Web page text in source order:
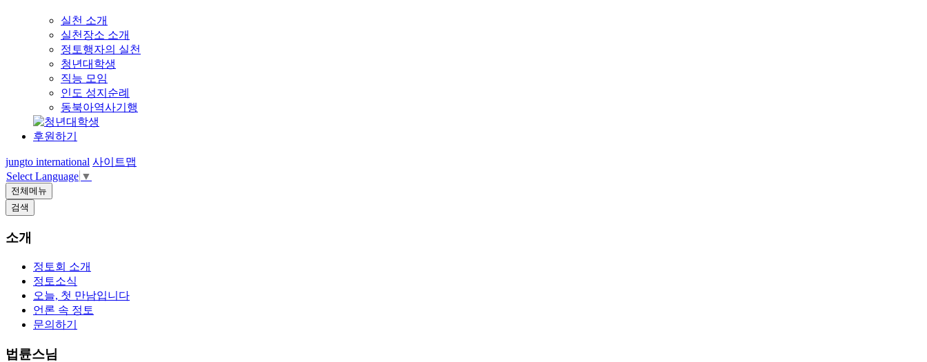
실천 소개
실천장소 소개
정토행자의 실천
청년대학생
직능 모임
인도 성지순례
동북아역사기행
후원하기
jungto international 사이트맵
Select Language ▼
전체메뉴
검색
소개
정토회 소개
정토소식
오늘, 첫 만남입니다
언론 속 정토
문의하기
법륜스님